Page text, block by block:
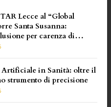
Lecce al “Global
Santa Susanna:
per carenza di
Artificiale in Sanità: oltre il
strumento di precisione